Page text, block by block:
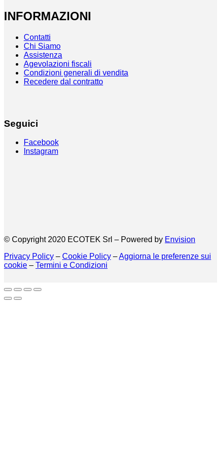
INFORMAZIONI
Contatti
Chi Siamo
Assistenza
Agevolazioni fiscali
Condizioni generali di vendita
Recedere dal contratto
Seguici
Facebook
Instagram
© Copyright 2020 ECOTEK Srl – Powered by Envision
Privacy Policy – Cookie Policy –Aggiorna le preferenze sui
cookie – Termini e Condizioni